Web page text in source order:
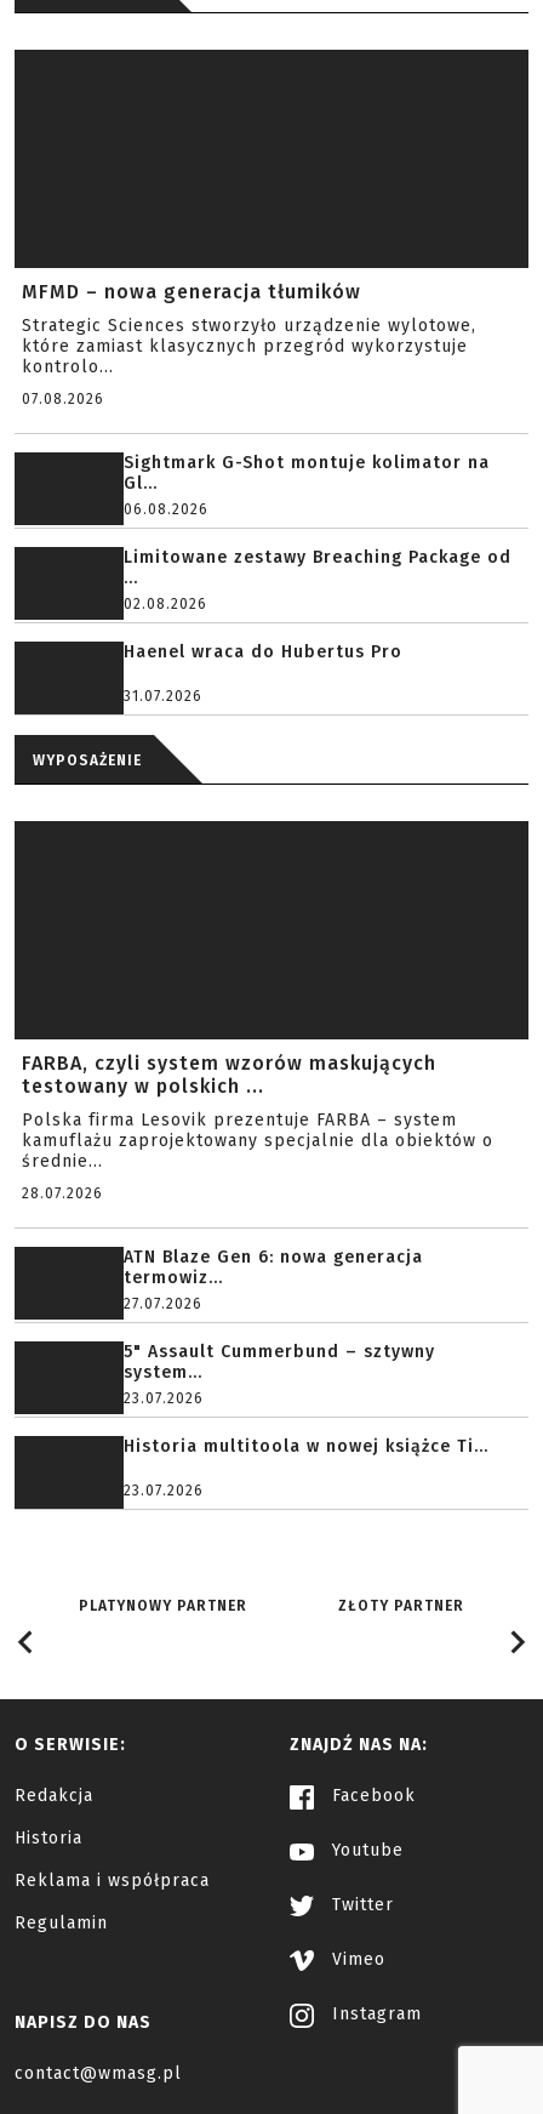
MFMD – nowa generacja tłumików
Strategic Sciences stworzyło urządzenie wylotowe,
które zamiast klasycznych przegród wykorzystuje
kontrolo...
07.08.2026
Sightmark G-Shot montuje kolimator na
Gl...
06.08.2026
Limitowane zestawy Breaching Package od
...
02.08.2026
Haenel wraca do Hubertus Pro
31.07.2026
WYPOSAŻENIE
FARBA, czyli system wzorów maskujących
testowany w polskich ...
Polska firma Lesovik prezentuje FARBA – system
kamuflażu zaprojektowany specjalnie dla obiektów o
średnie...
28.07.2026
ATN Blaze Gen 6: nowa generacja
termowiz...
27.07.2026
5" Assault Cummerbund – sztywny
system...
23.07.2026
Historia multitoola w nowej książce Ti...
23.07.2026
PLATYNOWY PARTNER ZŁOTY PARTNER
O SERWISIE:
Redakcja
Historia
Reklama i współpraca
Regulamin
ZNAJDŹ NAS NA:
Facebook
Youtube
Twitter
Vimeo
Instagram
NAPISZ DO NAS
contact@wmasg.pl